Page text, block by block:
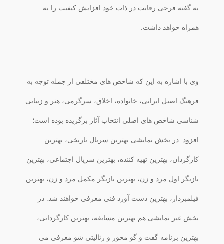
به گفته فرجی رقابت در ذات خود افزایش کیفیت را به
همراه خواهد داشت.
وی با اشاره به این که شاخص های مختلفی از جمله توجه به
فرهنگ اصیل ایرانی، خانواده، اخلاق، سرگرمی، هنر و زیبایی
شناسی شاخص های اصلی انتخاب آثار برگزیده بوده است؛
افزود: در بخش نمایشی بهترین سریال تاریخی، بهترین
کارگردان، بهترین تهیه کننده، بهترین سریال اجتماعی، بهترین
بازیگر اول مرد و زن، بهترین بازیگر مکمل مرد و زن، بهترین
فیلمبردار، بهترین دست آورد فنی معرفی خواهند شد. در
بخش غیر نمایشی هم بهترین مسابقه، بهترین کارگردانی،
بهترین برنامه گفت و گو محور و رئالیتی شو معرفی می